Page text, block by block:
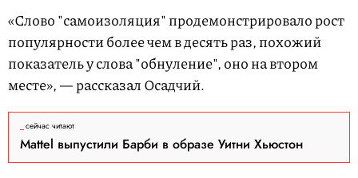
«Слово "самоизоляция" продемонстрировало рост
популярности более чем в десять раз, похожий
показатель у слова "обнуление", оно на втором
месте», — рассказал Осадчий.
сейчас читают
Mattel выпустили Барби в образе Уитни Хьюстон